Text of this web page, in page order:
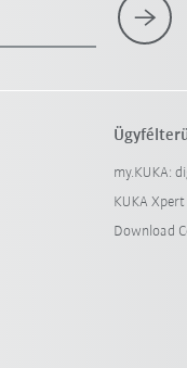
my.KUKA:
KUKA Xpert
Download